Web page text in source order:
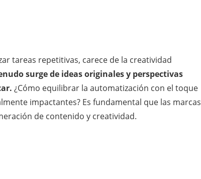
tareas repetitivas, carece de la creatividad
surge de ideas originales y perspectivas
¿Cómo equilibrar la automatización con el toque
impactantes? Es fundamental que las marcas
de contenido y creatividad.